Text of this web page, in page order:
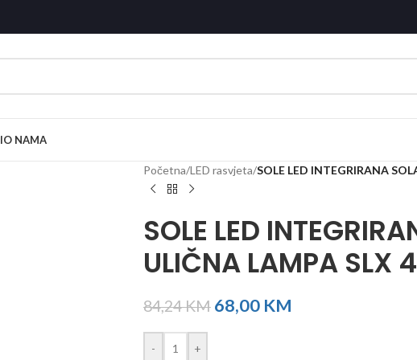
O NAMA
Početna/LED rasvjeta/SOLE LED INTEGRIRANA
SOLE LED
ULIČNA LAMPA
84,24KM 68,00 KM
- +